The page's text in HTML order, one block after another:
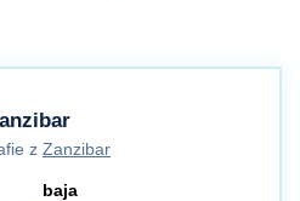
z Zanzibar
baja